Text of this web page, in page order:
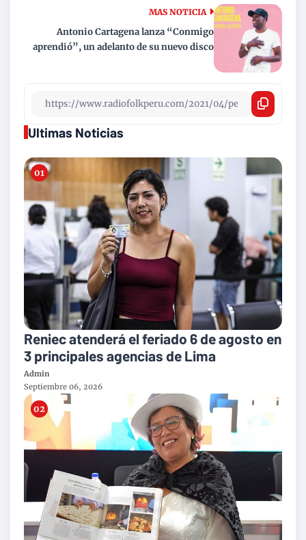
MAS NOTICIA
Antonio Cartagena lanza “Conmigo
aprendió”, un adelanto de su nuevo disco
Ultimas Noticias
Reniec atenderá el feriado 6 de agosto en
3 principales agencias de Lima
Admin
Septiembre 06, 2026